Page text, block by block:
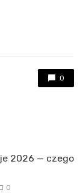
0
2026 — czego
0